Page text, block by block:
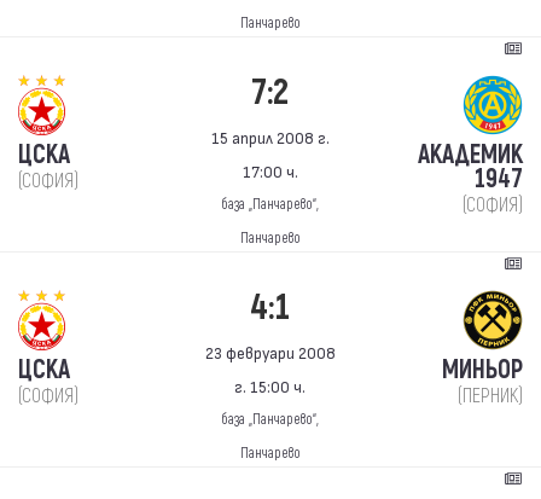
Панчарево
ЦСКА
(СОФИЯ)
7:2
15 април 2008 г.
17:00 ч.
база „Панчарево“,
Панчарево
АКАДЕМИК
1947
(СОФИЯ)
ЦСКА
(СОФИЯ)
4:1
23 февруари 2008
г. 15:00 ч.
база „Панчарево“,
Панчарево
МИНЬОР
(ПЕРНИК)